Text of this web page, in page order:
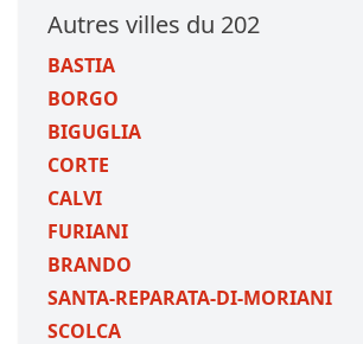
Autres villes du 202
BASTIA
BORGO
BIGUGLIA
CORTE
CALVI
FURIANI
BRANDO
SANTA-REPARATA-DI-MORIANI
SCOLCA